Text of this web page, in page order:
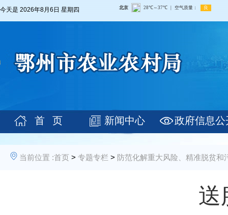
今天是 2026年8月6日 星期四
首 页 新闻中心 政府信息公
当前位置 :首页 > 专题专栏 > 防范化解重大风险、精准脱贫和
送